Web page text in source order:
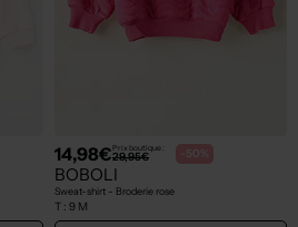
14,98€Prix boutique :
29,95€ -50%
BOBOLI
Sweat-shirt - Broderie rose
T : 9 M